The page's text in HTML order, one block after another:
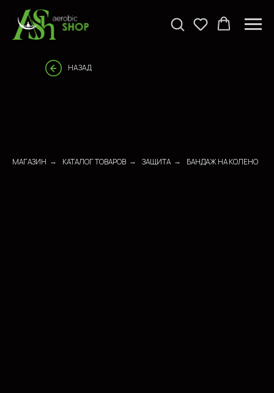
НАЗАД
МАГАЗИН → КАТАЛОГ ТОВАРОВ → ЗАЩИТА → БАНДАЖ НА КОЛЕНО